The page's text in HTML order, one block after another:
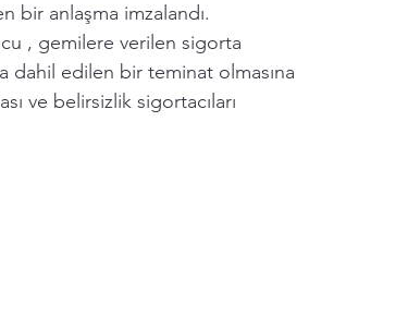
bir anlaşma imzalandı.
, gemilere verilen sigorta
dahil edilen bir teminat olmasına
ve belirsizlik sigortacıları